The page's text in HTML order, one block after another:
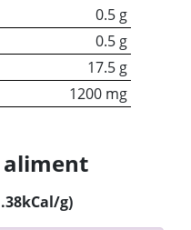
0.5 g
0.5 g
17.5 g
1200 mg
g)